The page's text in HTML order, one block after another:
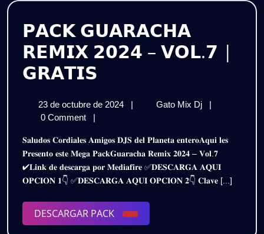
𝗣𝗔𝗖𝗞 𝗚𝗨𝗔𝗥𝗔𝗖𝗛𝗔
𝗥𝗘𝗠𝗜𝗫 𝟮𝟬𝟮𝟰 – 𝗩𝗢𝗟.𝟳 |
𝗚𝗥𝗔𝗧𝗜𝗦
𝗥𝗘𝗠𝗜𝗫
𝟮𝟬𝟮𝟰
–
𝗩𝗢𝗟.𝟳
|
𝗚𝗥𝗔𝗧𝗜𝗦
23 de octubre de 2024
23
de
2024
| Gato Mix Dj
𝗣𝗔𝗖𝗞
𝟮𝟬𝟮𝟰
–
𝗩𝗢𝗟.𝟳
|
|
0 Comment
|
𝐒𝐚𝐥𝐮𝐝𝐨𝐬 𝐂𝐨𝐫𝐝𝐢𝐚𝐥𝐞𝐬 𝐀𝐦𝐢𝐠𝐨𝐬 𝐃𝐉𝐒 𝐝𝐞𝐥 𝐏𝐥𝐚𝐧𝐞𝐭𝐚 𝐞𝐧𝐭𝐞𝐫𝐨𝐀𝐪𝐮𝐢 𝐥𝐞𝐬
𝐏𝐫𝐞𝐬𝐞𝐧𝐭𝐨 𝐞𝐬𝐭𝐞 𝐌𝐞𝐠𝐚 𝐏𝐚𝐜𝐤𝐆𝐮𝐚𝐫𝐚𝐜𝐡𝐚 𝐑𝐞𝐦𝐢𝐱 𝟐𝟎𝟐𝟒 – 𝐕𝐨𝐥.𝟕
✔𝐋𝐢𝐧𝐤 𝐝𝐞 𝐝𝐞𝐬𝐜𝐚𝐫𝐠𝐚 𝐩𝐨𝐫 𝐌𝐞𝐝𝐢𝐚𝐟𝐢𝐫𝐞 ✅𝐃𝐄𝐒𝐂𝐀𝐑𝐆𝐀 𝐀𝐐𝐔𝐈
𝐎𝐏𝐂𝐈𝐎𝐍 𝟏👇 ✅𝐃𝐄𝐒𝐂𝐀𝐑𝐆𝐀 𝐀𝐐𝐔𝐈 𝐎𝐏𝐂𝐈𝐎𝐍 𝟐👇 𝐂𝐥𝐚𝐯𝐞 [...]
DESCARGAR PACK
DESCARGAR
PACK